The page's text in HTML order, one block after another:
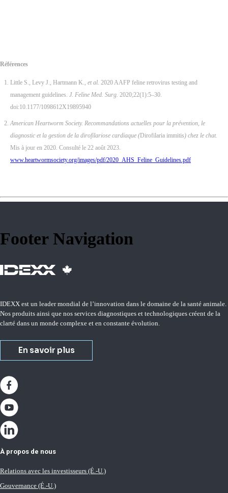
Références
Little S., Levy J., Hartmann K., et al. 2020 AAFP feline retrovirus testing and
management guidelines. J. Feline Med. Surg. 2020;22(1):5–30.
doi:10.1177/1098612X19895940
American Heartworm Society. Recommandations actuelles pour la prévention, le
diagnostic et la gestion de la dirofilariose cardiaque (Dirofilaria immitis) chez le chat.
Mis à jour en 2020. Consulté le 22 août 2023.
www.heartwormsociety.org/images/pdf/2020_AHS_Feline_Guidelines.pdf
Footer Navigation
IDEXX est un leader mondial de l’innovation dans le domaine de la santé animale.
Nos produits ainsi que nos services diagnostiques et technologiques créent de la
clarté dans un monde complexe et en constante évolution.
En savoir plus
À propos de nous
Relations avec les investisseurs (É.-U.)
Gouvernance (É.-U.)